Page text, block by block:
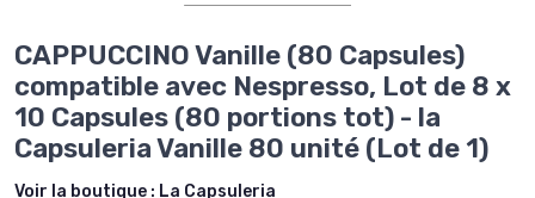
CAPPUCCINO Vanille (80 Capsules)
compatible avec Nespresso, Lot de 8 x
10 Capsules (80 portions tot) - la
Capsuleria Vanille 80 unité (Lot de 1)
Voir la boutique : La Capsuleria